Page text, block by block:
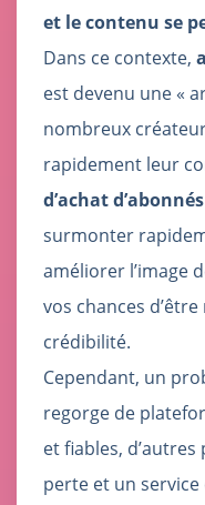
et le contenu se
Dans ce contexte,
est devenu une «
nombreux
rapidement leur
d’achat
surmonter
améliorer l’image
vos chances
crédibilité.
Cependant, un
regorge de
et fiables,
perte et un